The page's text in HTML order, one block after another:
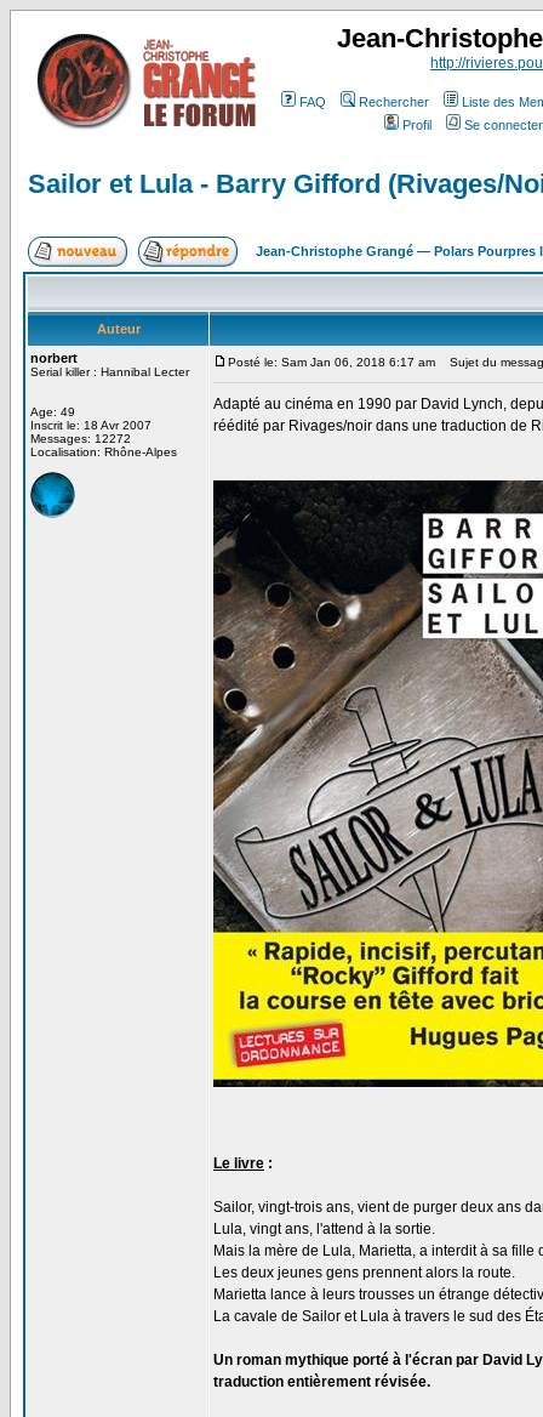
Jean-
http://
FAQ Rechercher
Liste des
Profil
Se
Sailor et Lula - Barry Gifford (Rivages/
Jean-Christophe Grangé — Polars Pourpres
Auteur
norbert
Serial killer : Hannibal Lecter
Age: 49
Inscrit le: 18 Avr 2007
Messages: 12272
Localisation: Rhône-Alpes
Posté le: Sam Jan 06, 2018 6:17 am Sujet du
Adapté au cinéma en 1990 par David Lynch,
réédité par Rivages/noir dans une traduction de
Le livre :
Sailor, vingt-trois ans, vient de purger deux ans
Lula, vingt ans, l'attend à la sortie.
Mais la mère de Lula, Marietta, a interdit à sa fille
Les deux jeunes gens prennent alors la route.
Marietta lance à leurs trousses un étrange
La cavale de Sailor et Lula à travers le sud des
Un roman mythique porté à l'écran par David
traduction entièrement révisée.